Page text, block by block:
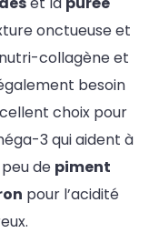
onctueuse et
collagène et
besoin
choix pour
3 qui aident à
de piment
pour l’acidité